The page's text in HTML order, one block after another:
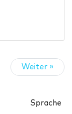
Weiter »
Sprache